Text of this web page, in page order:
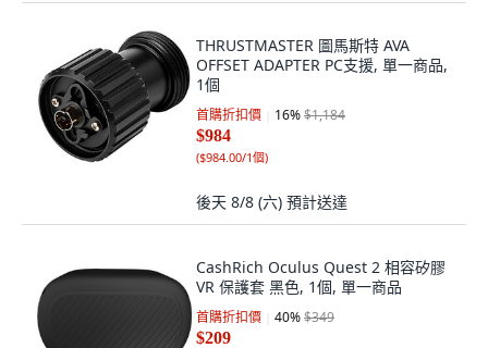
THRUSTMASTER 圖馬斯特 AVA
OFFSET ADAPTER PC支援, 單一商品,
1個
首購折扣價 16%$1,184
$984
($984.00/1個)
後天 8/8 (六) 預計送達
CashRich Oculus Quest 2 相容矽膠
VR 保護套 黑色, 1個, 單一商品
首購折扣價 40%$349
$209